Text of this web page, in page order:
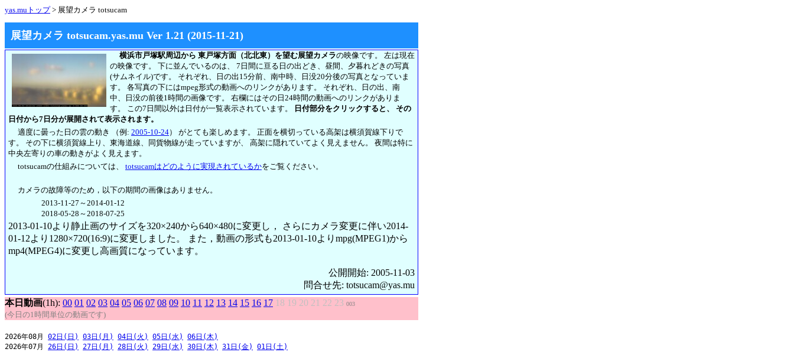
yas.muトップ> 展望カメラ totsucam
展望カメラ totsucam.yas.mu Ver 1.21 (2015-11-21)
横浜市戸塚駅周辺から 東戸塚方面（北北東）を望む展望カメラの映像です。 左は現在
の映像です。 下に並んでいるのは、 7日間に亘る日の出どき、昼間、夕暮れどきの写真
(サムネイル)です。 それぞれ、日の出15分前、南中時、日没20分後の写真となっていま
す。 各写真の下にはmpeg形式の動画へのリンクがあります。 それぞれ、日の出、南
中、日没の前後1時間の画像です。 右欄にはその日24時間の動画へのリンクがありま
す。 この7日間以外は日付が一覧表示されています。
日付部分をクリックすると、 その
日付から7日分が展開されて表示されます。
適度に曇った日の雲の動き （例: 2005-10-24） がとても楽しめます。 正面を横切っている高架は横須賀線下りで
す。 その下に横須賀線上り、東海道線、同貨物線が走っていますが、 高架に隠れていてよく見えません。 夜間は特に
中央左寄りの車の動きがよく見えます。
totsucamの仕組みについては、 totsucamはどのように実現されているかをご覧ください。
カメラの故障等のため，以下の期間の画像はありません。
2013-11-27～2014-01-12
2018-05-28～2018-07-25
2013-01-10より静止画のサイズを320×240から640×480に変更し， さらにカメラ変更に伴い2014-
01-12より1280×720(16:9)に変更しました。 また，動画の形式も2013-01-10よりmpg(MPEG1)から
mp4(MPEG4)に変更し高画質になっています。
公開開始: 2005-11-03
問合せ先: totsucam@yas.mu
本日動画(1h): 00 01 02 03 04 05 06 07 08 09 10 11 12 13 14 15 16 17 18 19 20 21 22 23 003
(今日の1時間単位の動画です)
2026年08月 02日(日) 03日(月) 04日(火) 05日(水)
06日(木)
2026年07月 26日(日) 27日(月) 28日(火) 29日(水) 30日(木) 31日(金)
01日(土)